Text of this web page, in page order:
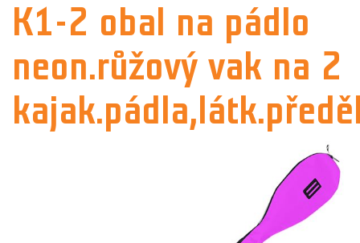
K1-2 obal na pádlo
neon.růžový vak na 2